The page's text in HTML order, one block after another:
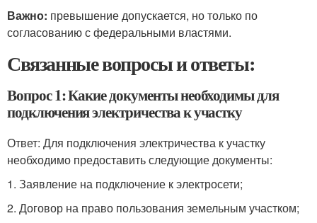
Важно: превышение допускается, но только по
согласованию с федеральными властями.
Связанные вопросы и ответы:
Вопрос 1: Какие документы необходимы для
подключения электричества к участку
Ответ: Для подключения электричества к участку
необходимо предоставить следующие документы:
1. Заявление на подключение к электросети;
2. Договор на право пользования земельным участком;